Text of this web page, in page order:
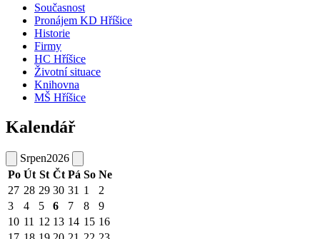
Současnost
Pronájem KD Hříšice
Historie
Firmy
HC Hříšice
Životní situace
Knihovna
MŠ Hříšice
Kalendář
Srpen2026
Po Út St Čt Pá So Ne
27 28 29 30 31 1
2
3
4 5 6 7 8
9
10 11 12 13 14 15 16